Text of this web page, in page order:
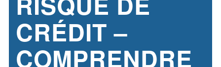
CRÉDIT –
COMPRENDRE